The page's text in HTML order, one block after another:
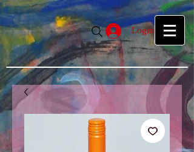
google39f55f5d27d04b1a.htmlgoogle39f55f5d27d04b1a.html
Login